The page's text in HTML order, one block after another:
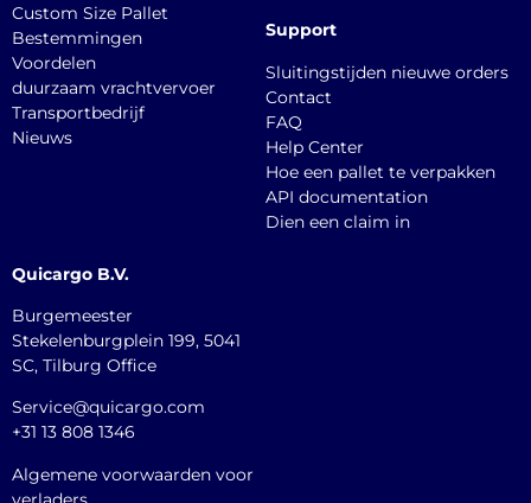
Custom Size Pallet
Bestemmingen
Voordelen
duurzaam vrachtvervoer
Transportbedrijf
Nieuws
Support
Sluitingstijden nieuwe orders
Contact
FAQ
Help Center
Hoe een pallet te verpakken
API documentation
Dien een claim in
Quicargo B.V.
Burgemeester
Stekelenburgplein 199, 5041
SC, Tilburg Office
Service@quicargo.com
+31 13 808 1346
Algemene voorwaarden voor